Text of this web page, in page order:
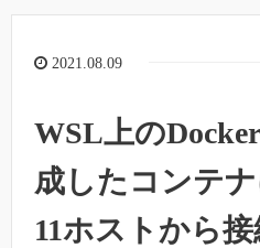
2021.08.09
WSL上の
成したコンテ
11ホストから